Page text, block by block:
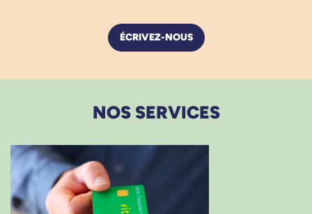
ÉCRIVEZ-NOUS
NOS SERVICES